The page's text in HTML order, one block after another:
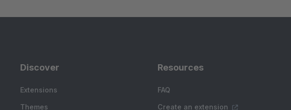
Discover
Extensions
Themes
Resources
FAQ
Create an extension